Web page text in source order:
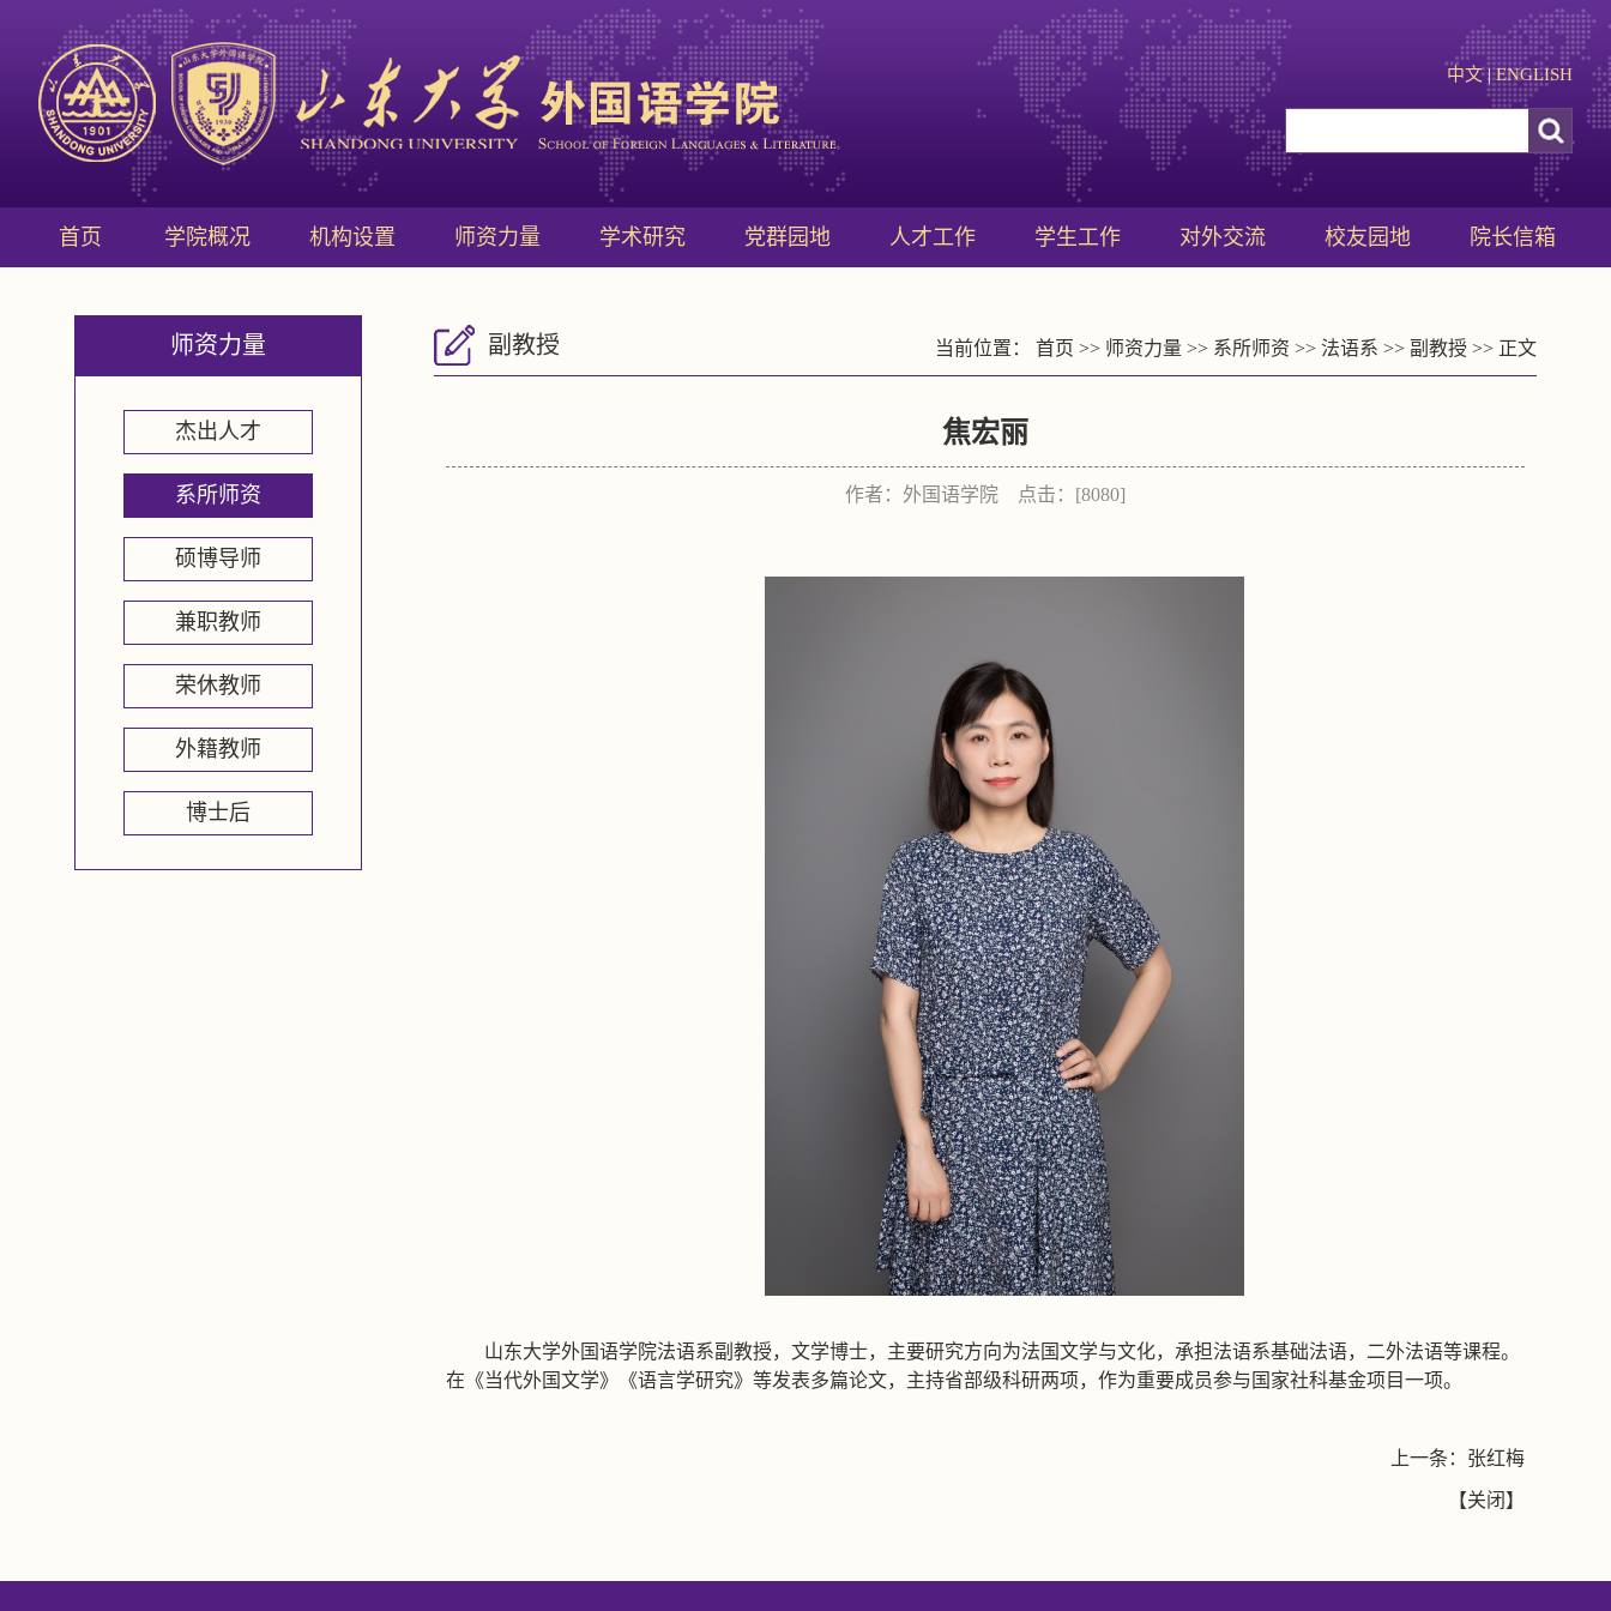
中文|ENGLISH
首页 学院概况 机构设置 师资力量 学术研究 党群园地 人才工作 学生工作 对外交流 校友园地 院长信箱
师资力量
杰出人才
系所师资
硕博导师
兼职教师
荣休教师
外籍教师
博士后
副教授 当前位置： 首页 >> 师资力量 >> 系所师资 >> 法语系 >> 副教授 >> 正文
焦宏丽
作者：外国语学院 点击：[8080]
山东大学外国语学院法语系副教授，文学博士，主要研究方向为法国文学与文化，承担法语系基础法语，二外法语等课程。
在《当代外国文学》《语言学研究》等发表多篇论文，主持省部级科研两项，作为重要成员参与国家社科基金项目一项。
上一条： 张红梅
【关闭 】